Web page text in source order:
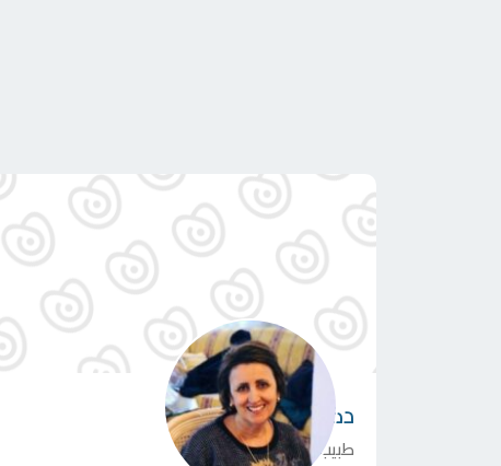
دكتورةنورة بربوش
طبيب مختص في الأشعة